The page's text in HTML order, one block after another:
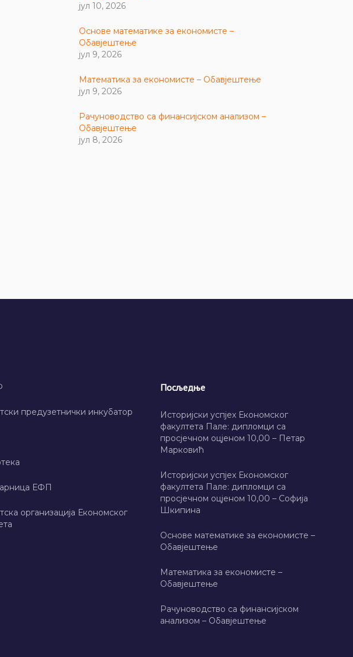
јул 10, 2026
Основе математике за економисте –
Обавјештење
јул 9, 2026
Математика за економисте – Обавјештење
јул 9, 2026
Рачуноводство са финансијском анализом –
Обавјештење
јул 8, 2026
предузетнички инкубатор
ЕФП
организација Економског
Посљедње
Историјски успјех Економског
факултета Пале: дипломци са
просјечном оцјеном 10,00 – Петар
Марковић
Историјски успјех Економског
факултета Пале: дипломци са
просјечном оцјеном 10,00 – Софија
Шкипина
Основе математике за економисте –
Обавјештење
Математика за економисте –
Обавјештење
Рачуноводство са финансијском
анализом – Обавјештење